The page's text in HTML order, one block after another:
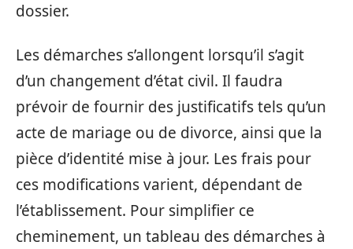
dossier.
Les démarches s’allongent lorsqu’il s’agit
d’un changement d’état civil. Il faudra
prévoir de fournir des justificatifs tels qu’un
acte de mariage ou de divorce, ainsi que la
pièce d’identité mise à jour. Les frais pour
ces modifications varient, dépendant de
l’établissement. Pour simplifier ce
cheminement, un tableau des démarches à